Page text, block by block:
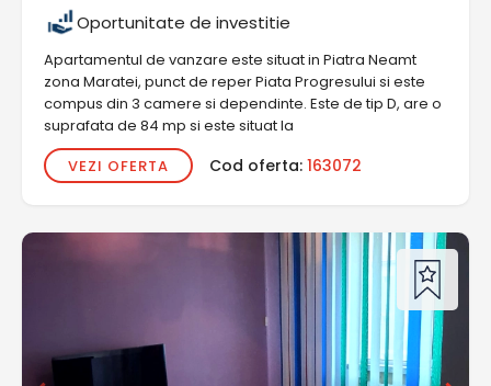
Oportunitate de investitie
Apartamentul de vanzare este situat in Piatra Neamt
zona Maratei, punct de reper Piata Progresului si este
compus din 3 camere si dependinte. Este de tip D, are o
suprafata de 84 mp si este situat la
VEZI OFERTA
Cod oferta: 163072